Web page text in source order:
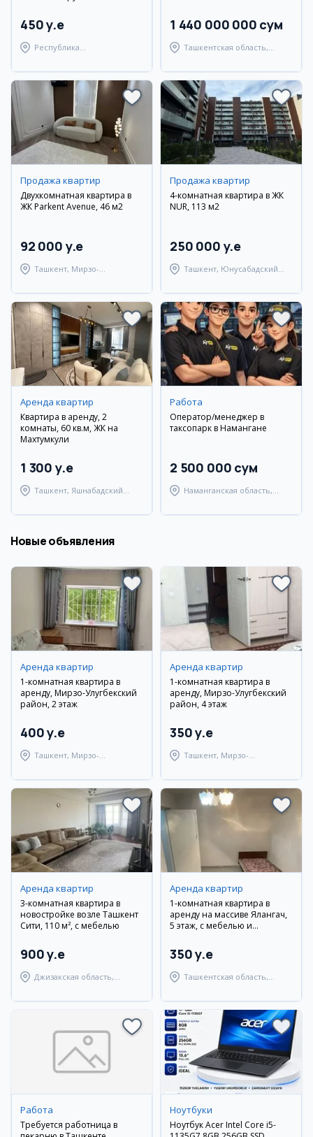
450 y.e
Республика
Берунийский район
1 440 000 000 сум
Ташкентская область,
Продажа квартир
Двухкомнатная квартира в
ЖК Parkent Avenue, 46 м2
92 000 y.e
Ташкент, Мирзо-
Продажа квартир
4-комнатная квартира в ЖК
NUR, 113 м2
250 000 y.e
Ташкент, Юнусабадский
Аренда квартир
Квартира в аренду, 2
комнаты, 60 кв.м, ЖК на
Махтумкули
1 300 y.e
Ташкент, Яшнабадский
Работа
Оператор/менеджер в
таксопарк в Намангане
2 500 000 сум
Наманганская область,
Новые объявления
Аренда квартир
1-комнатная квартира в
аренду, Мирзо-Улугбекский
район, 2 этаж
400 y.e
Ташкент, Мирзо-
Аренда квартир
1-комнатная квартира в
аренду, Мирзо-Улугбекский
район, 4 этаж
350 y.e
Ташкент, Мирзо-
Аренда квартир
3-комнатная квартира в
новостройке возле Ташкент
Сити, 110 м², с мебелью
900 y.e
Джизакская область,
Аренда квартир
1-комнатная квартира в
аренду на массиве Ялангач,
5 этаж, с мебелью и
350 y.e
Ташкентская область,
Работа
Требуется работница в
Ноутбуки
Ноутбук Acer Intel Core i5-